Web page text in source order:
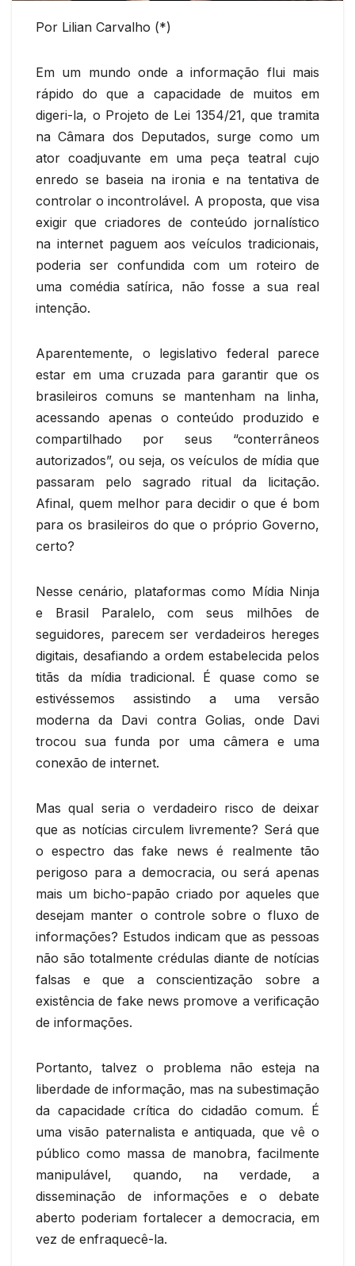
Por Lilian Carvalho (*)
Em um mundo onde a informação flui mais
rápido do que a capacidade de muitos em
digeri-la, o Projeto de Lei 1354/21, que tramita
na Câmara dos Deputados, surge como um
ator coadjuvante em uma peça teatral cujo
enredo se baseia na ironia e na tentativa de
controlar o incontrolável. A proposta, que visa
exigir que criadores de conteúdo jornalístico
na internet paguem aos veículos tradicionais,
poderia ser confundida com um roteiro de
uma comédia satírica, não fosse a sua real
intenção.
Aparentemente, o legislativo federal parece
estar em uma cruzada para garantir que os
brasileiros comuns se mantenham na linha,
acessando apenas o conteúdo produzido e
compartilhado por seus “conterrâneos
autorizados”, ou seja, os veículos de mídia que
passaram pelo sagrado ritual da licitação.
Afinal, quem melhor para decidir o que é bom
para os brasileiros do que o próprio Governo,
certo?
Nesse cenário, plataformas como Mídia Ninja
e Brasil Paralelo, com seus milhões de
seguidores, parecem ser verdadeiros hereges
digitais, desafiando a ordem estabelecida pelos
titãs da mídia tradicional. É quase como se
estivéssemos assistindo a uma versão
moderna da Davi contra Golias, onde Davi
trocou sua funda por uma câmera e uma
conexão de internet.
Mas qual seria o verdadeiro risco de deixar
que as notícias circulem livremente? Será que
o espectro das fake news é realmente tão
perigoso para a democracia, ou será apenas
mais um bicho-papão criado por aqueles que
desejam manter o controle sobre o fluxo de
informações? Estudos indicam que as pessoas
não são totalmente crédulas diante de notícias
falsas e que a conscientização sobre a
existência de fake news promove a verificação
de informações.
Portanto, talvez o problema não esteja na
liberdade de informação, mas na subestimação
da capacidade crítica do cidadão comum. É
uma visão paternalista e antiquada, que vê o
público como massa de manobra, facilmente
manipulável, quando, na verdade, a
disseminação de informações e o debate
aberto poderiam fortalecer a democracia, em
vez de enfraquecê-la.